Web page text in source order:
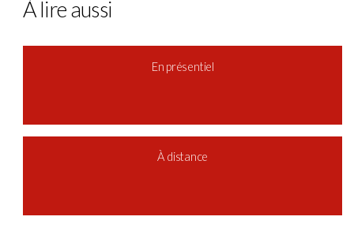
À lire aussi
En présentiel
À distance